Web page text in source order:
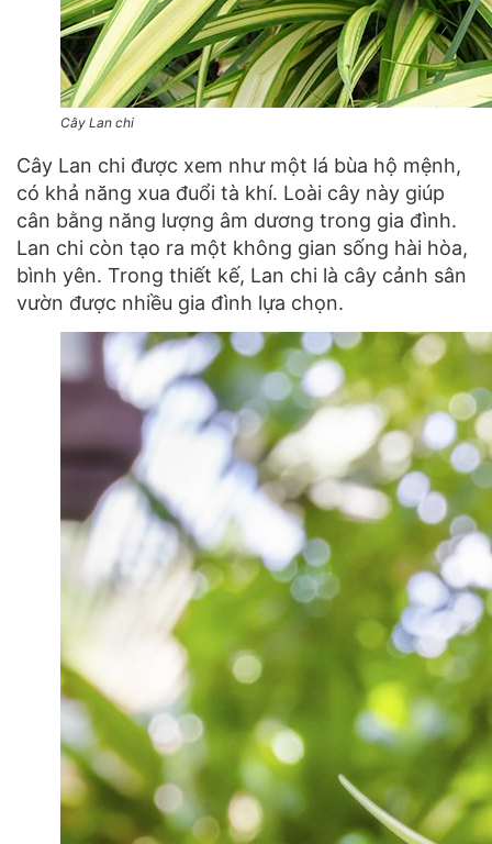
Cây Lan chi
Cây Lan chi được xem như một lá bùa hộ mệnh,
có khả năng xua đuổi tà khí. Loài cây này giúp
cân bằng năng lượng âm dương trong gia đình.
Lan chi còn tạo ra một không gian sống hài hòa,
bình yên. Trong thiết kế, Lan chi là cây cảnh sân
vườn được nhiều gia đình lựa chọn.